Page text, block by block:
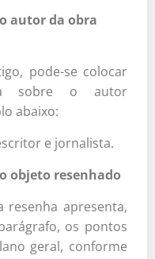
autor da obra
pode-se colocar
sobre o autor
abaixo:
e jornalista.
objeto resenhado
resenha apresenta,
os pontos
geral, conforme